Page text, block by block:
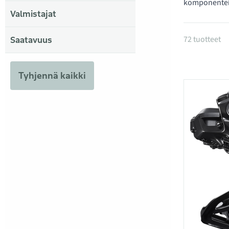
Valmistajat
Saatavuus
Tyhjennä kaikki
Tuotteet
72 tuotteet